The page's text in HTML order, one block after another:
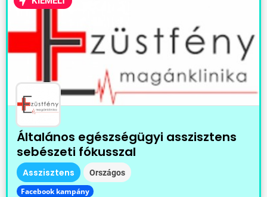
Általános egészségügyi asszisztens
sebészeti fókusszal
Asszisztens Országos
Facebook kampány